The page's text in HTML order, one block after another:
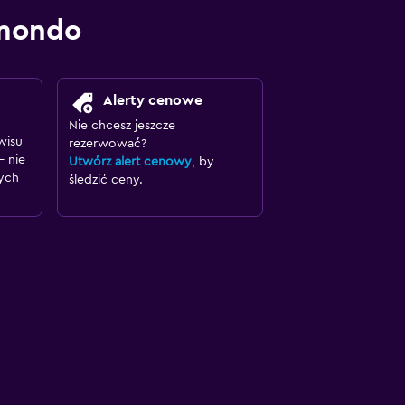
nie
Alerty cenowe
Nie chcesz jeszcze
rezerwować?
Utwórz alert cenowy, by
śledzić ceny.